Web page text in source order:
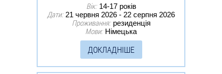
Вік: 14-17 років
Дати: 21 червня 2026 - 22 серпня 2026
Проживання: резиденція
Мови: Німецька
ДОКЛАДНІШЕ